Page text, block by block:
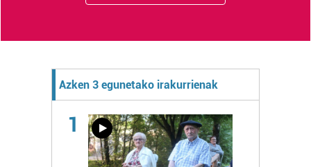
Azken 3 egunetako irakurrienak
1